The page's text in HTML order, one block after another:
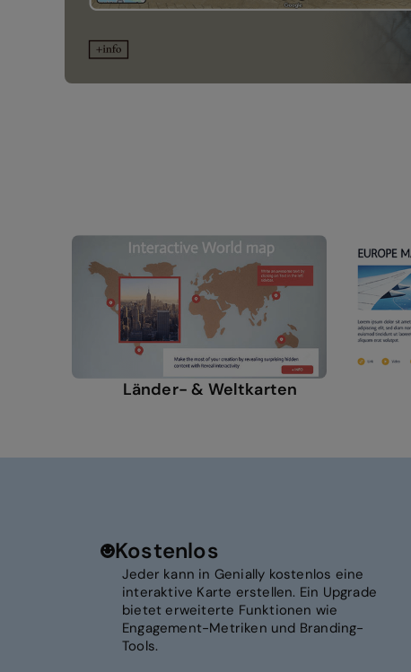
Länder- & Weltkarten
Kostenlos
Jeder kann in Genially kostenlos eine
interaktive Karte erstellen. Ein Upgrade
bietet erweiterte Funktionen wie
Engagement-Metriken und Branding-
Tools.